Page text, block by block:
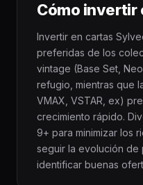
Cómo invertir
Invertir en cartas
preferidas de los
vintage (Base Set,
refugio, mientras que
VMAX, VSTAR, ex)
crecimiento rápido.
9+ para minimizar los
seguir la evolución de
identificar buenas